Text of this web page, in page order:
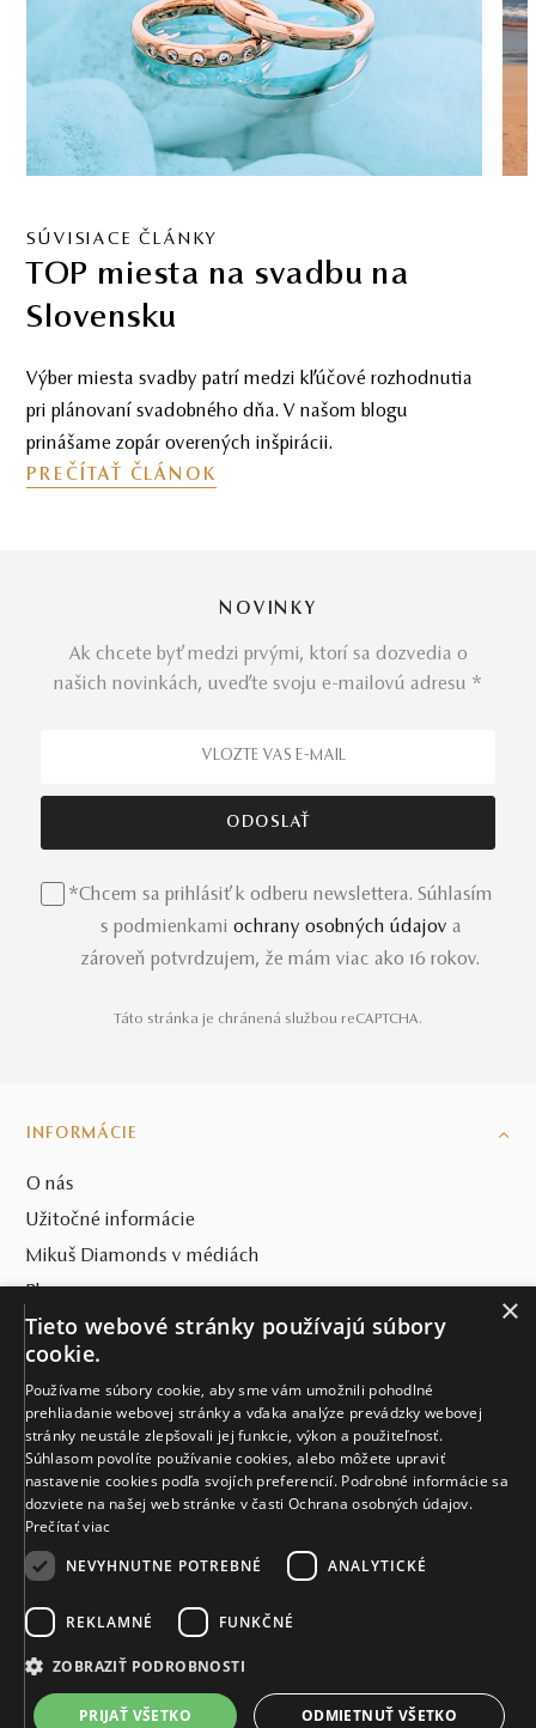
SÚVISIACE ČLÁNKY
Je svadba v zahraničí splnený
sen?
Túžite po exotickej svadbe v zahraničí? Prečítajte si, na
čo všetko treba myslieť, aby bola vaša svadba nielen
symbolická, ale aj právoplatná.
PREČÍTAŤ ČLÁNOK
NOVINKY
Ak chcete byť medzi prvými, ktorí sa dozvedia o
našich novinkách, uveďte svoju e-mailovú adresu *
*Chcem sa prihlásiť k odberu newslettera. Súhlasím
s podmienkami ochrany osobných údajov a
zároveň potvrdzujem, že mám viac ako 16 rokov.
Táto stránka je chránená službou reCAPTCHA.
INFORMÁCIE
O nás
Užitočné informácie
Mikuš Diamonds v médiách
Blog
SVET MIKUŠ DIAMONDS
VŠETKO O NÁKUPE
KONTAKT
Naše klenotníctva
Sídlo spoločnosti
© MIKUŠ DIAMONDS, A.S. 2026. VŠETKY PRÁVA VYHRADENÉ.
×
Tieto webové stránky používajú súbory
cookie.
Používame súbory cookie, aby sme vám umožnili pohodlné
prehliadanie webovej stránky a vďaka analýze prevádzky webovej
stránky neustále zlepšovali jej funkcie, výkon a použiteľnosť.
Súhlasom povolíte používanie cookies, alebo môžete upraviť
nastavenie cookies podľa svojích preferencií. Podrobné informácie sa
dozviete na našej web stránke v časti Ochrana osobných údajov.
Prečítať viac
NEVYHNUTNE POTREBNÉ
ANALYTICKÉ
REKLAMNÉ FUNKČNÉ
ZOBRAZIŤ PODROBNOSTI
PRIJAŤ VŠETKO ODMIETNUŤ VŠETKO